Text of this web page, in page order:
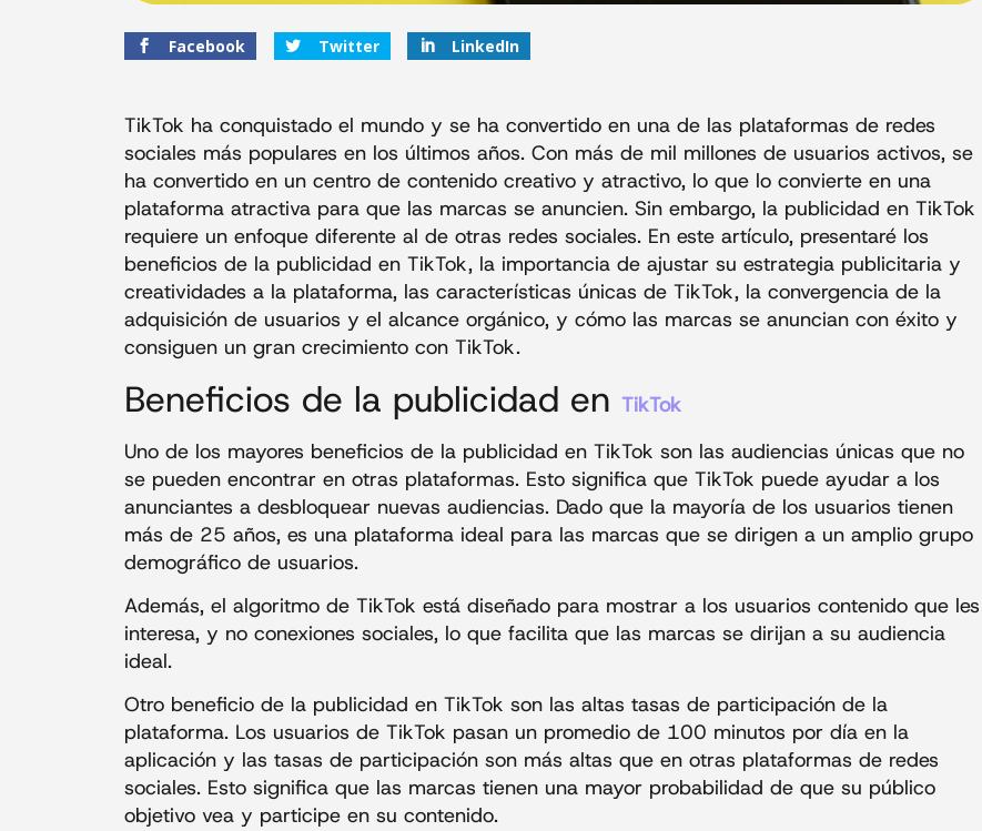
Facebook Twitter LinkedIn
TikTok ha conquistado el mundo y se ha convertido en una de las plataformas de redes
sociales más populares en los últimos años. Con más de mil millones de usuarios activos, se
ha convertido en un centro de contenido creativo y atractivo, lo que lo convierte en una
plataforma atractiva para que las marcas se anuncien. Sin embargo, la publicidad en TikTok
requiere un enfoque diferente al de otras redes sociales. En este artículo, presentaré los
beneficios de la publicidad en TikTok, la importancia de ajustar su estrategia publicitaria y
creatividades a la plataforma, las características únicas de TikTok, la convergencia de la
adquisición de usuarios y el alcance orgánico, y cómo las marcas se anuncian con éxito y
consiguen un gran crecimiento con TikTok.
Beneficios de la publicidad en TikTok
Uno de los mayores beneficios de la publicidad en TikTok son las audiencias únicas que no
se pueden encontrar en otras plataformas. Esto significa que TikTok puede ayudar a los
anunciantes a desbloquear nuevas audiencias. Dado que la mayoría de los usuarios tienen
más de 25 años, es una plataforma ideal para las marcas que se dirigen a un amplio grupo
demográfico de usuarios.
Además, el algoritmo de TikTok está diseñado para mostrar a los usuarios contenido que les
interesa, y no conexiones sociales, lo que facilita que las marcas se dirijan a su audiencia
ideal.
Otro beneficio de la publicidad en TikTok son las altas tasas de participación de la
plataforma. Los usuarios de TikTok pasan un promedio de 100 minutos por día en la
aplicación y las tasas de participación son más altas que en otras plataformas de redes
sociales. Esto significa que las marcas tienen una mayor probabilidad de que su público
objetivo vea y participe en su contenido.